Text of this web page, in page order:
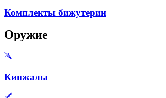
Комплекты бижутерии
Оружие
Кинжалы